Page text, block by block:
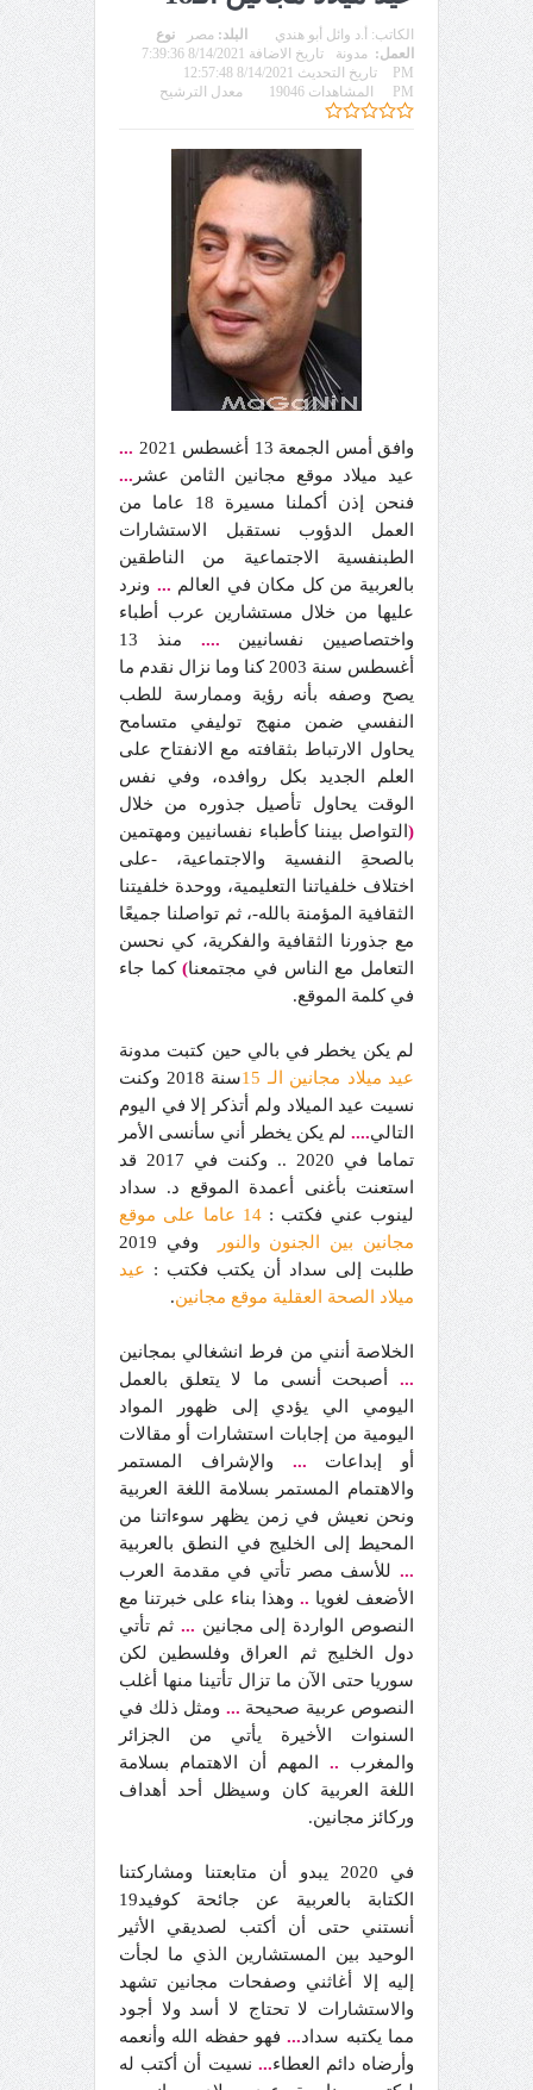
الكاتب: أ.د وائل أبو هندي البلد: مصر
نوع
العمل: مدونة
تاريخ الاضافة 8/14/2021 7:39:36
PM
تاريخ التحديث 8/14/2021 12:57:48
PM
المشاهدات 19046 معدل الترشيح
وافق أمس الجمعة 13 أغسطس 2021
...
عيد ميلاد موقع مجانين الثامن عشر ...
فنحن إذن أكملنا مسيرة 18 عاما من
العمل الدؤوب نستقبل الاستشارات
الطبنفسية الاجتماعية من الناطقين
بالعربية من كل مكان في العالم ... ونرد
عليها من خلال مستشارين عرب أطباء
واختصاصيين نفسانيين ....
منذ 13
أغسطس سنة 2003 كنا وما نزال نقدم ما
يصح وصفه بأنه رؤية وممارسة للطب
النفسي ضمن منهج توليفي متسامح
يحاول الارتباط بثقافته مع الانفتاح على
العلم الجديد بكل روافده، وفي نفس
الوقت يحاول تأصيل جذوره من خلال
( التواصل بيننا كأطباء نفسانيين ومهتمين
بالصحةِ النفسية والاجتماعية، -على
اختلاف خلفياتنا التعليمية، ووحدة خلفيتنا
الثقافية المؤمنة بالله-، ثم تواصلنا جميعًا
مع جذورنا الثقافية والفكرية، كي نحسن
التعامل مع الناس في مجتمعنا)كما جاء
في كلمة الموقع.
لم يكن يخطر في بالي حين كتبت مدونة
عيد ميلاد مجانين الـ 15
سنة 2018 وكنت
نسيت عيد الميلاد ولم أتذكر إلا في اليوم
التالي.... لم يكن يخطر أني سأنسى الأمر
تماما في 2020 .. وكنت في 2017 قد
استعنت بأغنى أعمدة الموقع د. سداد
لينوب عني فكتب :
14 عاما على موقع
مجانين بين الجنون والنور
وفي 2019
طلبت إلى سداد أن يكتب فكتب : عيد
ميلاد الصحة العقلية موقع مجانين.
الخلاصة أنني من فرط انشغالي بمجانين
... أصبحت أنسى ما لا يتعلق بالعمل
اليومي الي يؤدي إلى ظهور المواد
اليومية من إجابات استشارات أو مقالات
أو إبداعات ... والإشراف المستمر
والاهتمام المستمر بسلامة اللغة العربية
ونحن نعيش في زمن يظهر سوءاتنا من
المحيط إلى الخليج في النطق بالعربية
... للأسف مصر تأتي في مقدمة العرب
الأضعف لغويا .. وهذا بناء على خبرتنا مع
النصوص الواردة إلى مجانين ... ثم تأتي
دول الخليج ثم العراق وفلسطين لكن
سوريا حتى الآن ما تزال تأتينا منها أغلب
النصوص عربية صحيحة ... ومثل ذلك في
السنوات الأخيرة يأتي من الجزائر
والمغرب .. المهم أن الاهتمام بسلامة
اللغة العربية كان وسيظل أحد أهداف
وركائز مجانين.
في 2020 يبدو أن متابعتنا ومشاركتنا
الكتابة بالعربية عن جائحة كوفيد19
أنستني حتى أن أكتب لصديقي الأثير
الوحيد بين المستشارين الذي ما لجأت
إليه إلا أغاثني وصفحات مجانين تشهد
والاستشارات لا تحتاج لا أسد ولا أجود
مما يكتبه سداد...فهو حفظه الله وأنعمه
وأرضاه دائم العطاء... نسيت أن أكتب له